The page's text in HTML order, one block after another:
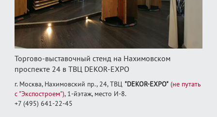
Торгово-выставочный стенд на Нахимовском
проспекте 24 в ТВЦ DEKOR-EXPO
г. Москва, Нахимовский пр., 24, ТВЦ "DEKOR-EXPO" (не путать
с "Экспостроем"), 1‑йэтаж, место И‑8.
+7 (495) 641-22-45